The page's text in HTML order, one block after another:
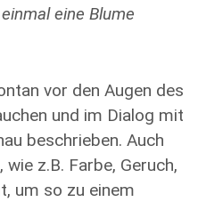
eine Blume
vor den Augen des
und im Dialog mit
beschrieben. Auch
z.B. Farbe, Geruch,
um so zu einem